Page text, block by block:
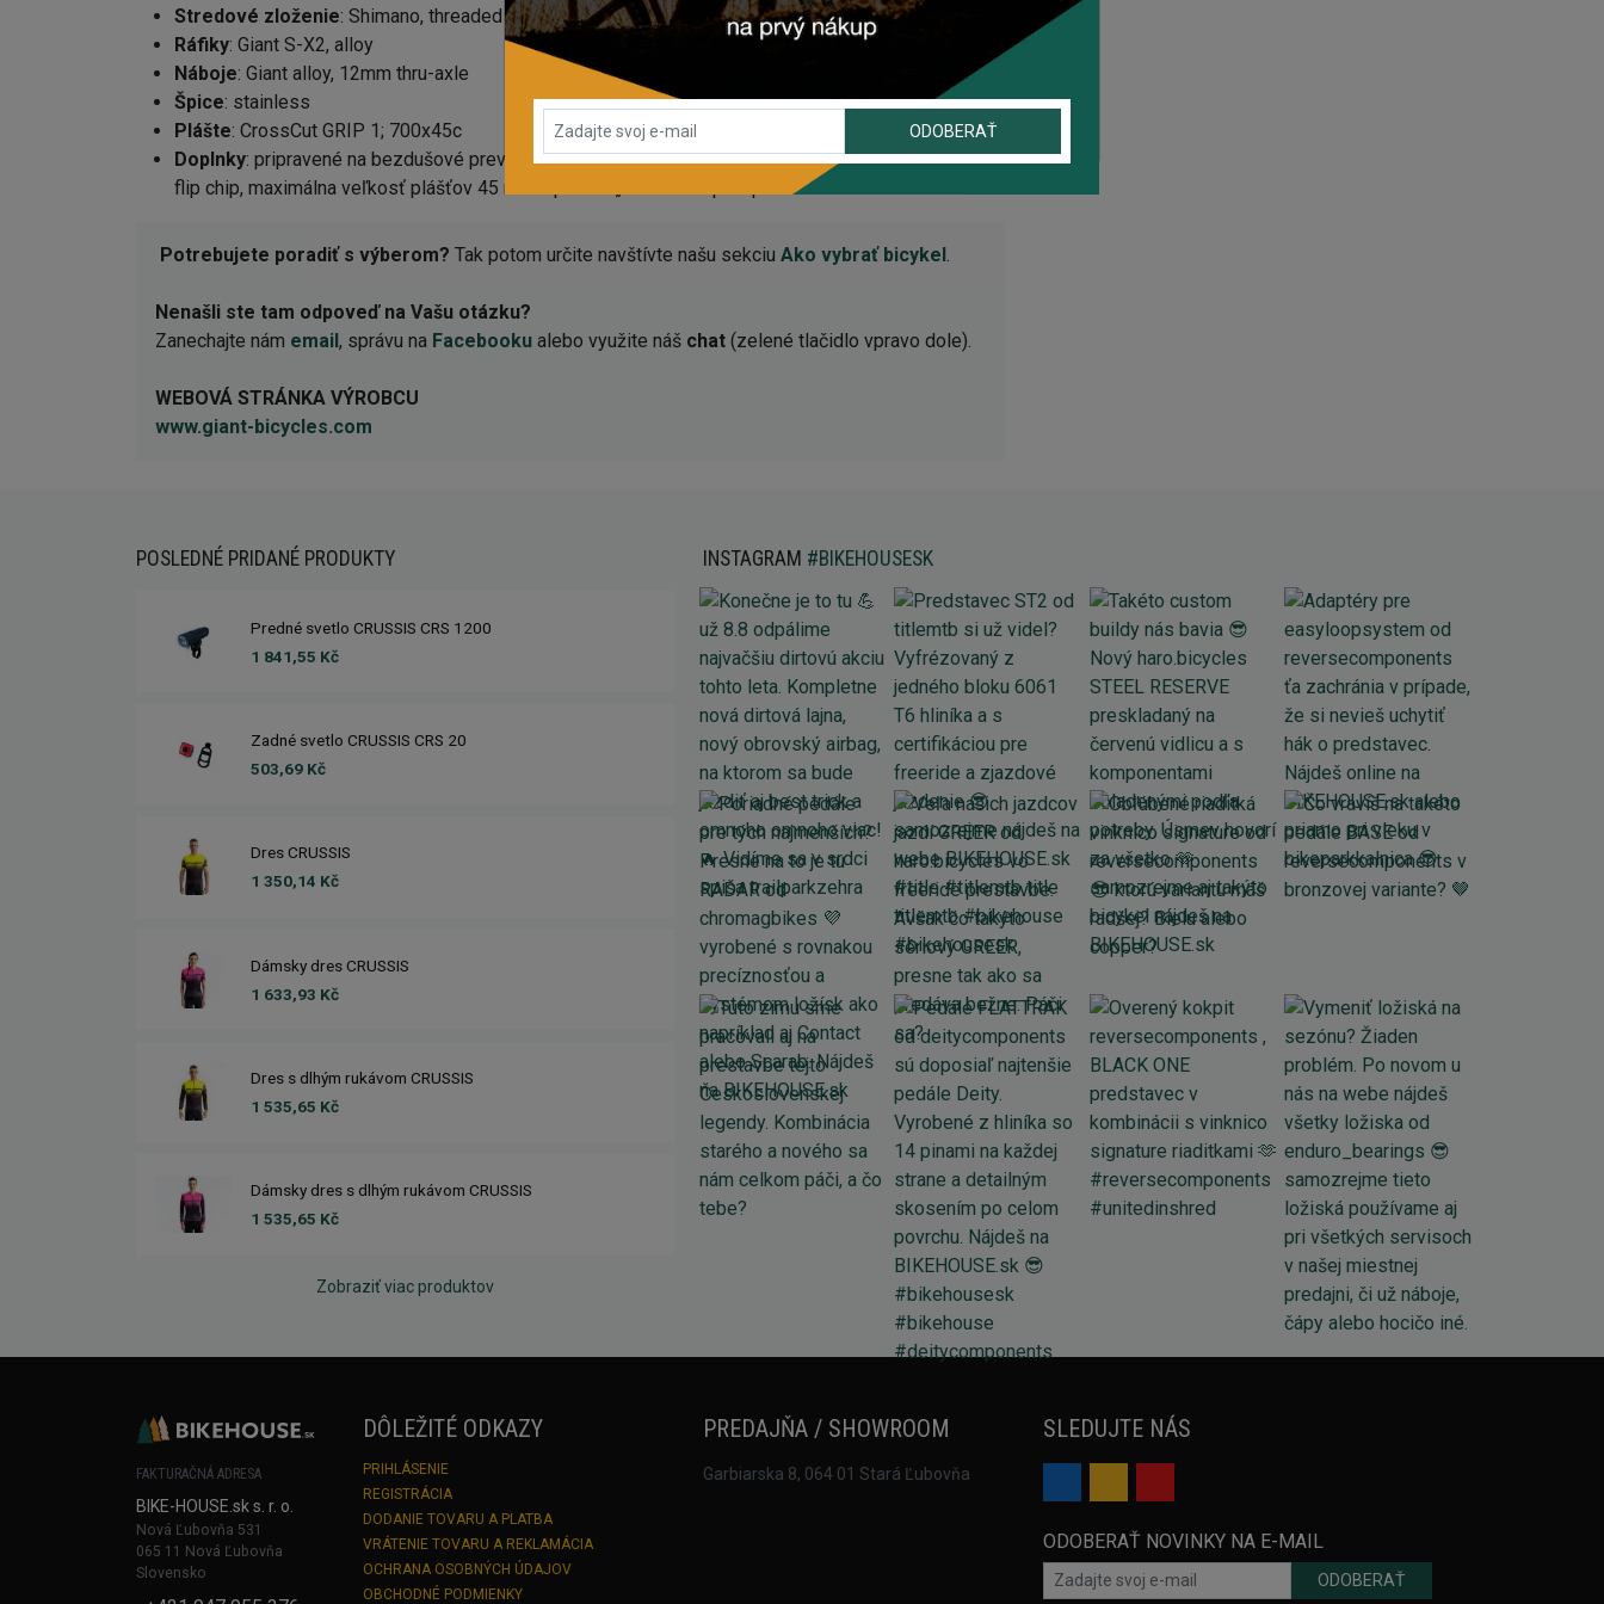
Stredové zloženie: Shimano, threaded
Ráfiky: Giant S-X2, alloy
Náboje: Giant alloy, 12mm thru-axle
Špice: stainless
Plášte: CrossCut GRIP 1; 700x45c
Doplnky: pripravené na bezdušové prevedenie, maximálna veľkosť plášťov 53 mm v polohe „dlhá“ s
flip chip, maximálna veľkosť plášťov 45 mm v polohe „krátka“ s flip chip
Potrebujete poradiť s výberom? Tak potom určite navštívte našu sekciu Ako vybrať bicykel.
Nenašli ste tam odpoveď na Vašu otázku?
Zanechajte nám email, správu na Facebooku alebo využite náš chat (zelené tlačidlo vpravo dole).
WEBOVÁ STRÁNKA VÝROBCU
www.giant-bicycles.com
POSLEDNÉ PRIDANÉ PRODUKTY
Predné svetlo CRUSSIS CRS 1200
1 841,55 Kč
Zadné svetlo CRUSSIS CRS 20
503,69 Kč
Dres CRUSSIS
1 350,14 Kč
Dámsky dres CRUSSIS
1 633,93 Kč
Dres s dlhým rukávom CRUSSIS
1 535,65 Kč
Dámsky dres s dlhým rukávom CRUSSIS
1 535,65 Kč
Zobraziť viac produktov
INSTAGRAM #BIKEHOUSESK
FAKTURAČNÁ ADRESA
BIKE-HOUSE.sk s. r. o.
Nová Ľubovňa 531
065 11 Nová Ľubovňa
Slovensko
DÔLEŽITÉ ODKAZY
PRIHLÁSENIE
REGISTRÁCIA
DODANIE TOVARU A PLATBA
VRÁTENIE TOVARU A REKLAMÁCIA
OCHRANA OSOBNÝCH ÚDAJOV
OBCHODNÉ PODMIENKY
PREDAJŇA / SHOWROOM
Garbiarska 8, 064 01 Stará Ľubovňa
SLEDUJTE NÁS
ODOBERAŤ NOVINKY NA E-MAIL
ODOBERAŤ
ODOBERAŤ